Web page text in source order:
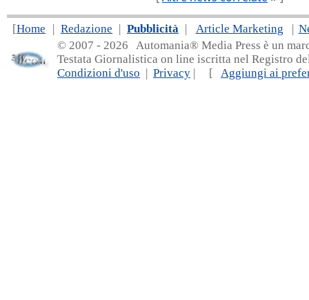
[Home | Redazione | Pubblicità | Article Marketing |
© 2007 - 2026 Automania® Media Press è un
Testata Giornalistica on line iscritta nel Registro
Condizioni d'uso | Privacy | [ Aggiungi ai